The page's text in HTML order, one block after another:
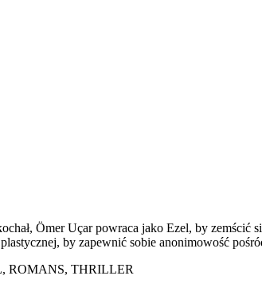
Ömer Uçar powraca jako Ezel, by
by zapewnić sobie anonimowość
ROMANS, THRILLER